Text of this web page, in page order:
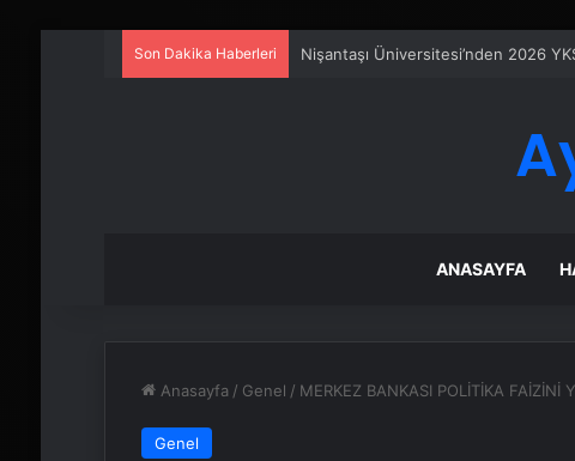
Son Dakika Haberleri Fiber İnternet Nedir ve Ev İnterneti
ANASAYFA
Anasayfa / Genel / MERKEZ BANKASI POLİTİKA FAİZİNİ
Genel